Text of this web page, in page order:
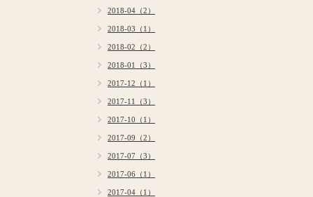
2018-04（2）
2018-03（1）
2018-02（2）
2018-01（3）
2017-12（1）
2017-11（3）
2017-10（1）
2017-09（2）
2017-07（3）
2017-06（1）
2017-04（1）